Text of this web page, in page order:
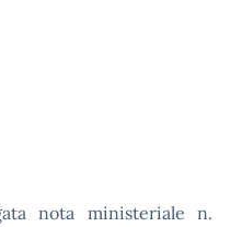
nota ministeriale n.